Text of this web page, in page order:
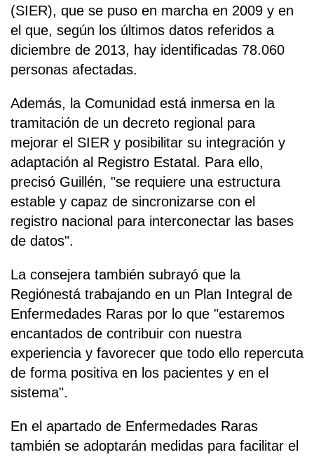
(SIER), que se puso en marcha en 2009 y en
el que, según los últimos datos referidos a
diciembre de 2013, hay identificadas 78.060
personas afectadas.
Además, la Comunidad está inmersa en la
tramitación de un decreto regional para
mejorar el SIER y posibilitar su integración y
adaptación al Registro Estatal. Para ello,
precisó Guillén, "se requiere una estructura
estable y capaz de sincronizarse con el
registro nacional para interconectar las bases
de datos".
La consejera también subrayó que la
Regiónestá trabajando en un Plan Integral de
Enfermedades Raras por lo que "estaremos
encantados de contribuir con nuestra
experiencia y favorecer que todo ello repercuta
de forma positiva en los pacientes y en el
sistema".
En el apartado de Enfermedades Raras
también se adoptarán medidas para facilitar el